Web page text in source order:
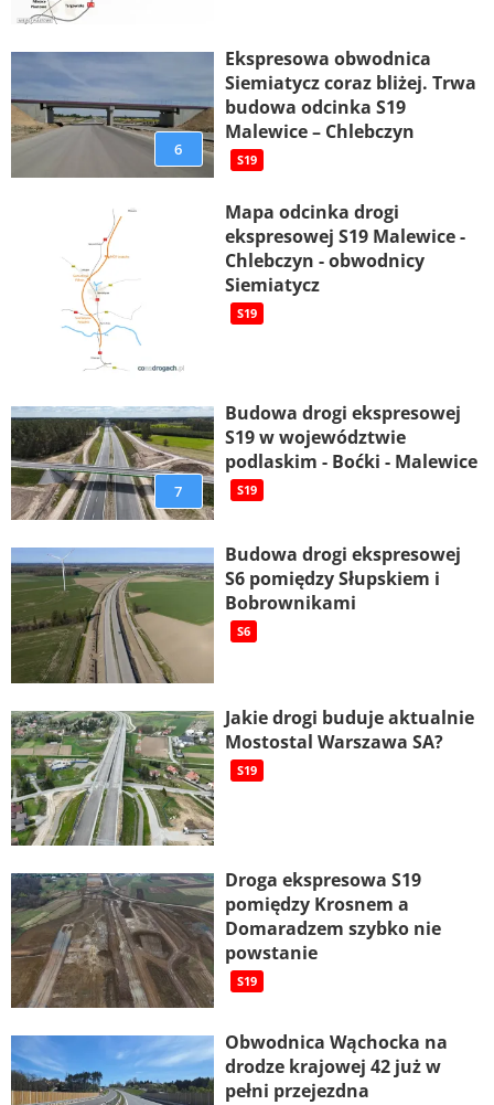
6
Ekspresowa obwodnica
Siemiatycz coraz bliżej. Trwa
budowa odcinka S19
Malewice – Chlebczyn
S19
Mapa odcinka drogi
ekspresowej S19 Malewice -
Chlebczyn - obwodnicy
Siemiatycz
S19
7
Budowa drogi ekspresowej
S19 w województwie
podlaskim - Boćki - Malewice
S19
Budowa drogi ekspresowej
S6 pomiędzy Słupskiem i
Bobrownikami
S6
Jakie drogi buduje aktualnie
Mostostal Warszawa SA?
S19
Droga ekspresowa S19
pomiędzy Krosnem a
Domaradzem szybko nie
powstanie
S19
Obwodnica Wąchocka na
drodze krajowej 42 już w
pełni przejezdna